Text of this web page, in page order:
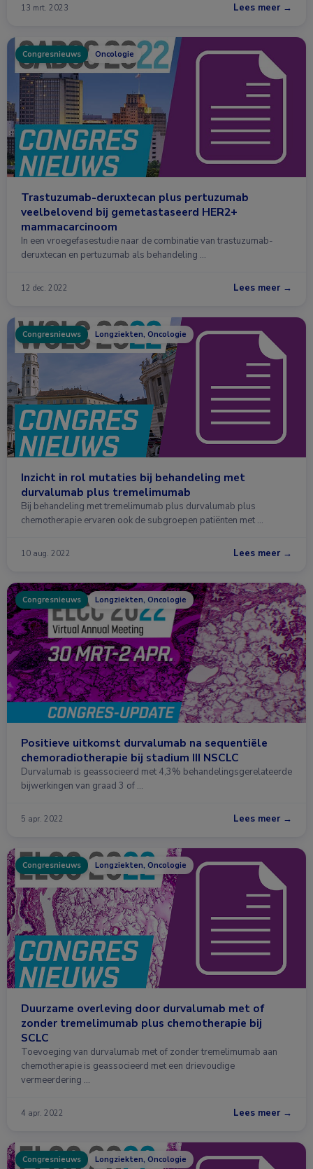
13 mrt. 2023 Lees meer →
Congresnieuws Oncologie
Trastuzumab-deruxtecan plus pertuzumab
veelbelovend bij gemetastaseerd HER2+
mammacarcinoom
In een vroegefasestudie naar de combinatie van trastuzumab-
deruxtecan en pertuzumab als behandeling …
12 dec. 2022 Lees meer →
Congresnieuws Longziekten, Oncologie
Inzicht in rol mutaties bij behandeling met
durvalumab plus tremelimumab
Bij behandeling met tremelimumab plus durvalumab plus
chemotherapie ervaren ook de subgroepen patiënten met …
10 aug. 2022 Lees meer →
Congresnieuws Longziekten, Oncologie
Positieve uitkomst durvalumab na sequentiële
chemoradiotherapie bij stadium III NSCLC
Durvalumab is geassocieerd met 4,3% behandelingsgerelateerde
bijwerkingen van graad 3 of …
5 apr. 2022 Lees meer →
Congresnieuws Longziekten, Oncologie
Duurzame overleving door durvalumab met of
zonder tremelimumab plus chemotherapie bij
SCLC
Toevoeging van durvalumab met of zonder tremelimumab aan
chemotherapie is geassocieerd met een drievoudige
vermeerdering …
4 apr. 2022 Lees meer →
Congresnieuws Longziekten, Oncologie